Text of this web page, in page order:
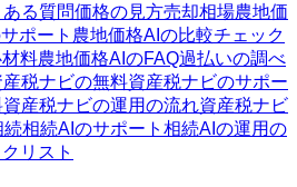
る質問価格の見方売却相場農地価
ポート 農地価格AIの比較チェック
料農地価格AIのFAQ過払いの調べ
産税ナビの無料資産税ナビのサポー
資産税ナビの運用の流れ資産税ナビ
続相続AIのサポート 相続AIの運用の
リスト